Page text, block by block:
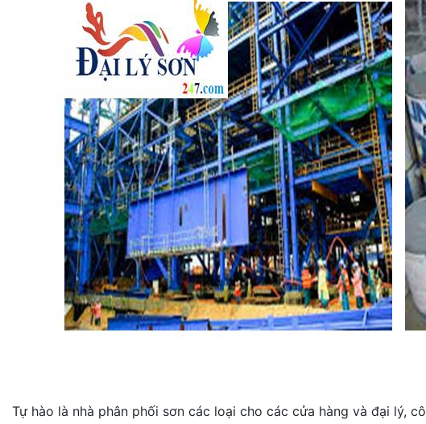
Tự hào là nhà phân phối sơn các loại cho các cửa hàng và đại lý,